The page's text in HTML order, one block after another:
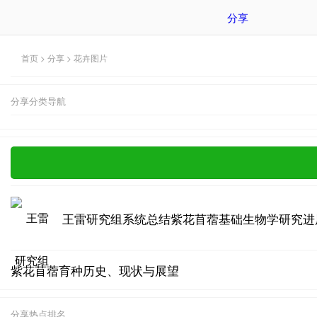
分享
首页 > 分享 > 花卉图片
分享分类导航
王雷研究组系统总结紫花苜蓿基础生物学研究
紫花苜蓿育种历史、现状与展望
分享热点排名